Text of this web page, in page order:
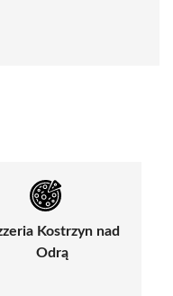
Kostrzyn nad
Odrą